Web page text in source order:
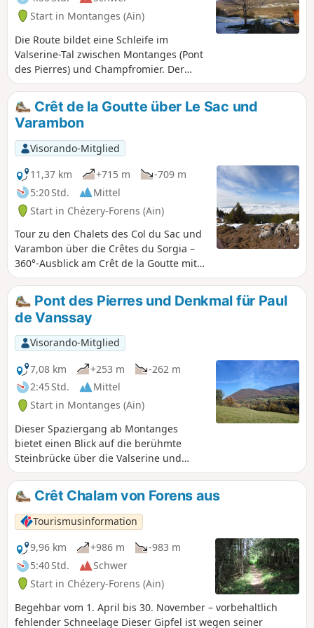
Schutzgebiet: Hunde und Zelten sind im Nationalen
Naturschutzgebiet der Haute Chaîne du Jura verboten.
Sollte der Uferweg der Valserine gesperrt sein, folgen Sie
der Umleitung über die Voie du Tram, um ins Stadtzentrum
von Bellegardezu gelangen .
Start in Montanges (Ain)
Die Route bildet eine Schleife im
Valserine-Tal zwischen Montanges (Pont
des Pierres) und Champfromier. Der
Hinweg folgt dem Fluss Valserine. Der
Rückweg erfolgt über die Tramstrecke
von Lancrans nach Chézery. Dabei
werden zwei kleine Tunnel durchquert.
Zwischen den Punkten (1) und (2) gibt es
einige Schwierigkeiten auf einem
teilweise mäßig begehbaren Weg. Der
Rest der Strecke weist keine größeren
Schwierigkeiten auf.
Crêt de la Goutte über Le Sac und
Varambon
Visorando-Mitglied
11,37 km
+715 m
-709 m
5:20 Std.
Mittel
Start in Chézery-Forens (Ain)
Tour zu den Chalets des Col du Sac und
Varambon über die Crêtes du Sorgia –
360°-Ausblick am Crêt de la Goutte mit
Orientierungstafel, um die Monts d'Ain,
den Genfer See und seinen
Springbrunnen, den Beginn der
Jurakette, die Schweizer und
französischen Alpen einschließlich des
Matterhorns bei schönem Wetter und
den majestätischen Mont Blanc zu
entdecken.
Pont des Pierres und Denkmal für Paul
de Vanssay
Visorando-Mitglied
7,08 km
+253 m
-262 m
2:45 Std.
Mittel
Start in Montanges (Ain)
Dieser Spaziergang ab Montanges
bietet einen Blick auf die berühmte
Steinbrücke über die Valserine und
führt am Denkmal für Paul de Vanssay,
den Helden der Résistance, vorbei.
Crêt Chalam von Forens aus
Tourismusinformation
9,96 km
+986 m
-983 m
5:40 Std.
Schwer
Start in Chézery-Forens (Ain)
Begehbar vom 1. April bis 30. November – vorbehaltlich
fehlender Schneelage Dieser Gipfel ist wegen seiner